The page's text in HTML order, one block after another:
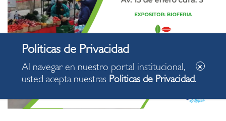
Al navegar en nuestro portal institucional,
usted acepta nuestras Politicas de Privacidad.